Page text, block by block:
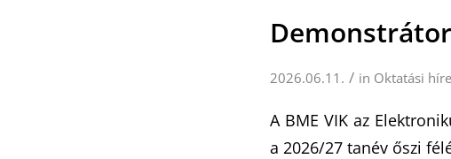
2026.06.11. / in Oktatási
A BME VIK az
a 2026/27 tanév őszi